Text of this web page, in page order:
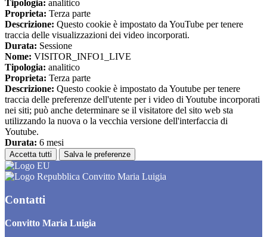
Tipologia: analitico
Proprieta: Terza parte
Descrizione: Questo cookie è impostato da YouTube per tenere
traccia delle visualizzazioni dei video incorporati.
Durata: Sessione
Nome: VISITOR_INFO1_LIVE
Tipologia: analitico
Proprieta: Terza parte
Descrizione: Questo cookie è impostato da Youtube per tenere
traccia delle preferenze dell'utente per i video di Youtube incorporati
nei siti; può anche determinare se il visitatore del sito web sta
utilizzando la nuova o la vecchia versione dell'interfaccia di
Youtube.
Durata: 6 mesi
Accetta tutti Salva le preferenze
Convitto Maria Luigia
Contatti
Convitto Maria Luigia